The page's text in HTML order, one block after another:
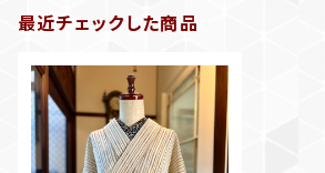
最近チェックした商品